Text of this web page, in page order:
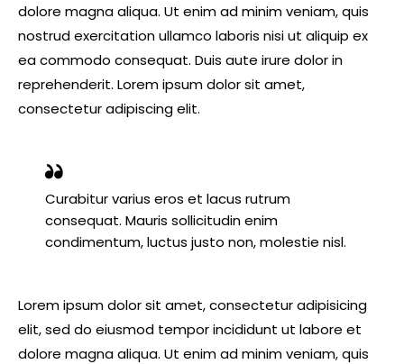
dolore magna aliqua. Ut enim ad minim veniam, quis
nostrud exercitation ullamco laboris nisi ut aliquip ex
ea commodo consequat. Duis aute irure dolor in
reprehenderit. Lorem ipsum dolor sit amet,
consectetur adipiscing elit.
Curabitur varius eros et lacus rutrum
consequat. Mauris sollicitudin enim
condimentum, luctus justo non, molestie nisl.
Lorem ipsum dolor sit amet, consectetur adipisicing
elit, sed do eiusmod tempor incididunt ut labore et
dolore magna aliqua. Ut enim ad minim veniam, quis